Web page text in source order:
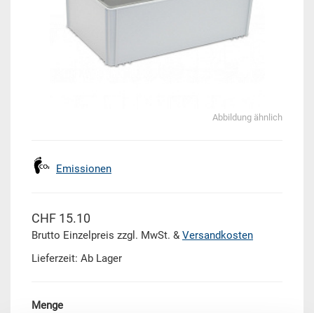
Abbildung ähnlich
Emissionen
CHF 15.10
Brutto Einzelpreis zzgl. MwSt. & Versandkosten
Lieferzeit: Ab Lager
Menge